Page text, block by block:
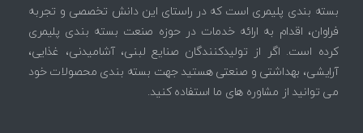
بسته بندی پلیمری است که در راستای این دانش تخصصی و تجربه
فراوان، اقدام به ارائه خدمات در حوزه صنعت بسته بندی پلیمری
کرده است. اگر از تولیدکنندگان صنایع لبنی، آشامیدنی، غذایی،
آرایشی، بهداشتی و صنعتی هستید جهت بسته بندی محصولات خود
می توانید از مشاوره های ما استفاده کنید.